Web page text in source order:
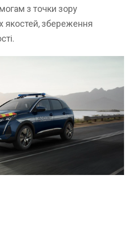
з точки зору
якостей, збереження